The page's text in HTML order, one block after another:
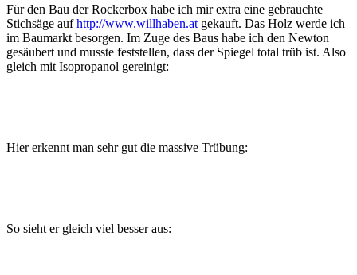
Für den Bau der Rockerbox habe ich mir extra eine gebrauchte
Stichsäge aufhttp://www.willhaben.at gekauft. Das Holz werde ich
im Baumarkt besorgen. Im Zuge des Baus habe ich den Newton
gesäubert und musste feststellen, dass der Spiegel total trüb ist. Also
gleich mit Isopropanol gereinigt:
Hier erkennt man sehr gut die massive Trübung:
So sieht er gleich viel besser aus: